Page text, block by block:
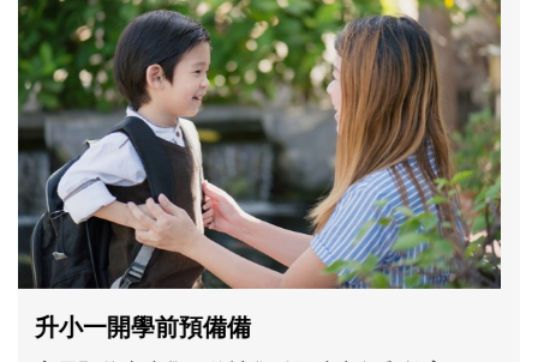
和孩子一起長大的那個男人│讀懂父親的
不同模樣